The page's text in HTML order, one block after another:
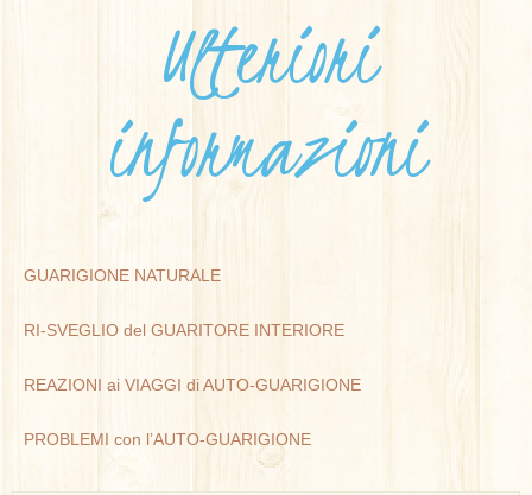
Ulteriori
informazioni
GUARIGIONE NATURALE
RI-SVEGLIO del GUARITORE INTERIORE
REAZIONI ai VIAGGI di AUTO-GUARIGIONE
PROBLEMI con l’AUTO-GUARIGIONE